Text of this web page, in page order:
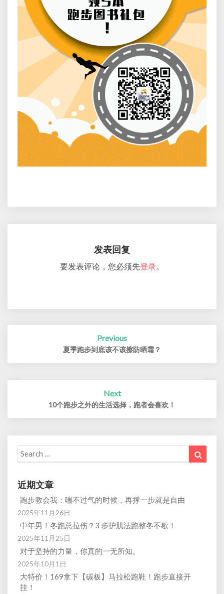
发表回复
要发表评论，您必须先登录。
Previous
夏季跑步到底该不该擦防晒霜？
Next
10个跑步之外的生活选择，跑者会喜欢！
Search
for:
近期文章
跑步教会我：喘不过气的时候，再撑一步就是自由
2025年11月26日
中年男！冬跑总拉伤？3 步护肌法跑整冬不歇！
2025年11月25日
对于坚持的力量，你真的一无所知。
2025年10月1日
大特价！169拿下【碳板】马拉松跑鞋！跑步直接开
挂！